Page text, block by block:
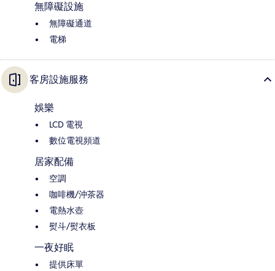
無障礙設施
無障礙通道
電梯
客房設施服務
娛樂
LCD 電視
數位電視頻道
居家配備
空調
咖啡機/沖茶器
電熱水壺
熨斗/熨衣板
一夜好眠
提供床單